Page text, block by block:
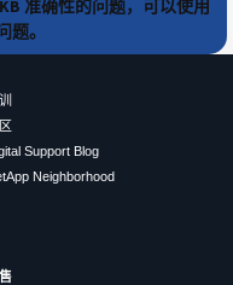
准确性的问题，可以使用
。
Support Blog
Neighborhood